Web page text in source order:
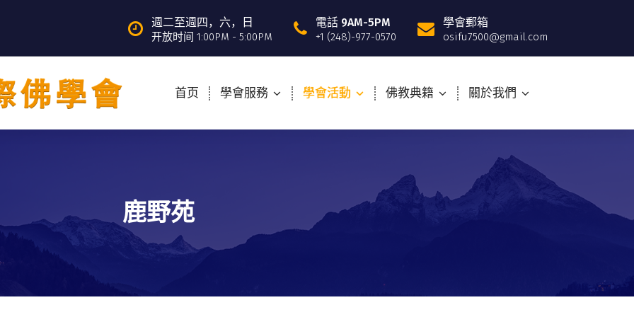
週二至週四，六，日
开放时间 1:00PM - 5:00PM
電話 9AM-5PM
+1 (248)-977-0570
學會郵箱
osifu7500@gmail.com
首页 學會服務 學會活動 佛教典籍 關於我們
鹿野苑